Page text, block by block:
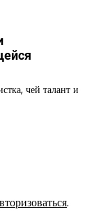
чей талант и
.